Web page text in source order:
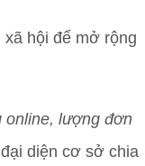
hội để mở rộng
online, lượng đơn
diện cơ sở chia